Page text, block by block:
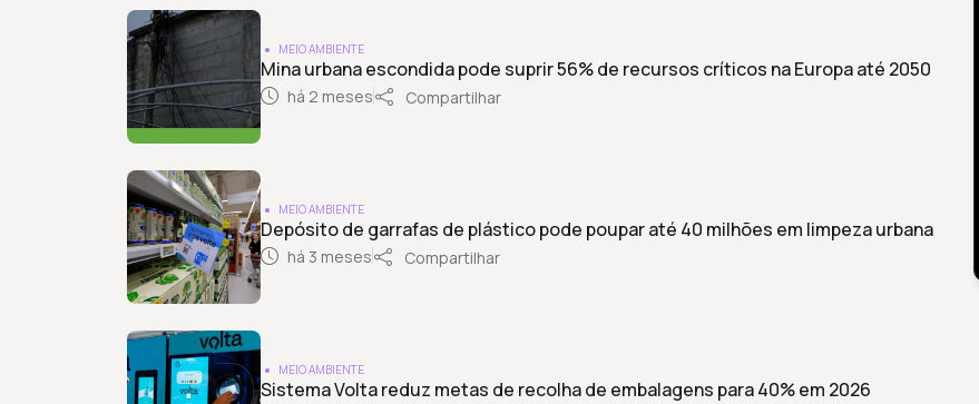
MEIO AMBIENTE
Mina urbana escondida pode suprir 56% de recursos críticos na Europa até 2050
há 2 meses Compartilhar
MEIO AMBIENTE
Depósito de garrafas de plástico pode poupar até 40 milhões em limpeza urbana
há 3 meses Compartilhar
MEIO AMBIENTE
Sistema Volta reduz metas de recolha de embalagens para 40% em 2026